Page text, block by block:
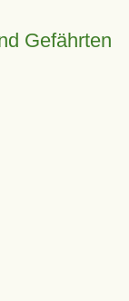
Gefährten